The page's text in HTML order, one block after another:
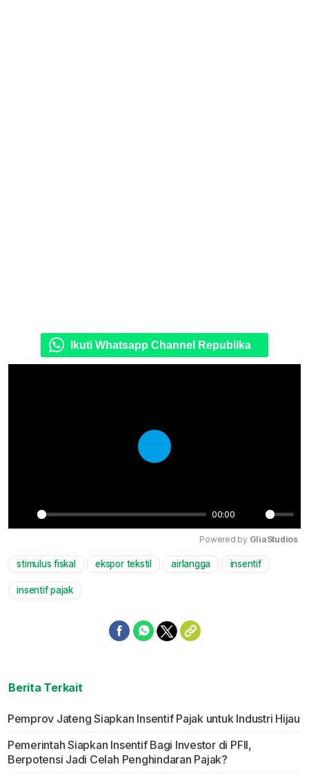
Ikuti Whatsapp Channel Republika
Play
00:00
Mute
Play
Powered by GliaStudios
stimulus fiskal ekspor tekstil airlangga insentif
insentif pajak
Berita Terkait
Pemprov Jateng Siapkan Insentif Pajak untuk Industri Hijau
Pemerintah Siapkan Insentif Bagi Investor di PFII,
Berpotensi Jadi Celah Penghindaran Pajak?